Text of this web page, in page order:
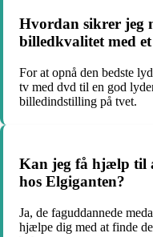
Hvordan sikrer jeg
billedkvalitet med
For at opnå den bedste
tv med dvd til en god
billedindstilling på tvet.
Kan jeg få hjælp til
hos Elgiganten?
Ja, de faguddannede
hjælpe dig med at finde